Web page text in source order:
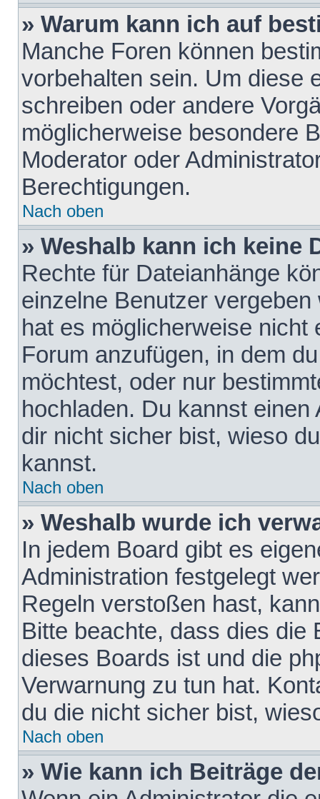
» Warum kann ich auf
Manche Foren können
vorbehalten sein. Um diese
schreiben oder andere
möglicherweise besondere
Moderator oder
Berechtigungen.
Nach oben
» Weshalb kann ich keine
Rechte für Dateianhänge
einzelne Benutzer
hat es möglicherweise nicht
Forum anzufügen, in dem
möchtest, oder nur
hochladen. Du kannst
dir nicht sicher bist, wieso
kannst.
Nach oben
» Weshalb wurde ich
In jedem Board gibt es
Administration festgelegt
Regeln verstoßen hast,
Bitte beachte, dass dies die
dieses Boards ist und die
Verwarnung zu tun hat.
du die nicht sicher bist,
Nach oben
» Wie kann ich Beiträge